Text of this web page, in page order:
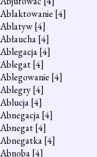
Ablaktowanie [4]
Ablatyw[4]
Abłaucha[4]
Ablegacja[4]
Ablegat[4]
Ablegowanie [4]
Ablegry[4]
Ablucja[4]
Abnegacja[4]
Abnegat[4]
Abnegatka[4]
Abnoba[4]